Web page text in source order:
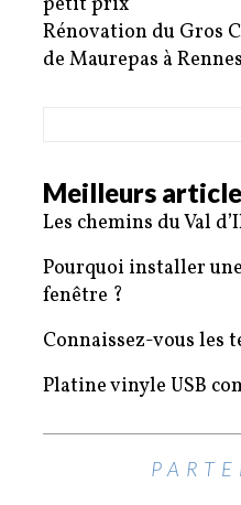
Rénovation du Gros
de Maurepas à Rennes
Meilleurs
Les chemins du Val
Pourquoi installer
fenêtre ?
Connaissez-vous les
Platine vinyle USB